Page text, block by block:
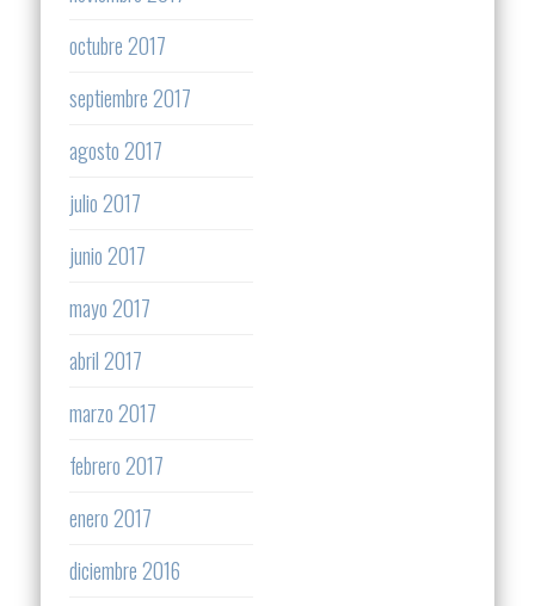
octubre 2017
septiembre 2017
agosto 2017
julio 2017
junio 2017
mayo 2017
abril 2017
marzo 2017
febrero 2017
enero 2017
diciembre 2016